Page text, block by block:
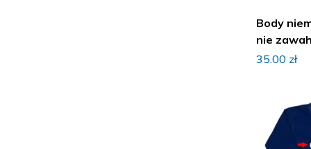
Body
nie
imieniem
35.00 zł